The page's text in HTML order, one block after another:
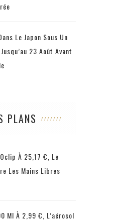
Le Japon Sous Un
23 Août Avant
PLANS
À 25,17 €, Le
Les Mains Libres
Ml À 2,99 €, L’aérosol